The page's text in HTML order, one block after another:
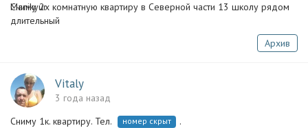
Сниму 2х комнатную квартиру в Северной части 13 школу рядом
длительный
Архив
Vitaly
3 года назад
Сниму 1к. квартиру. Тел.
номер скрыт
.